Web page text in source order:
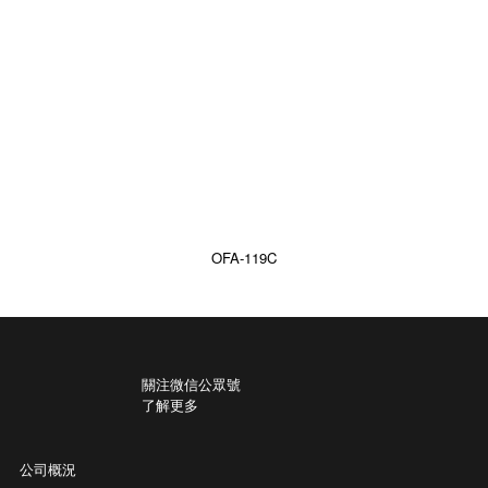
OFA-119C
關注微信公眾號
了解更多
公司概況